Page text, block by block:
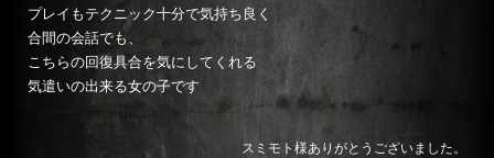
プレイもテクニック十分で気持ち良く
合間の会話でも、
こちらの回復具合を気にしてくれる
気遣いの出来る女の子です
スミモト様ありがとうございました。